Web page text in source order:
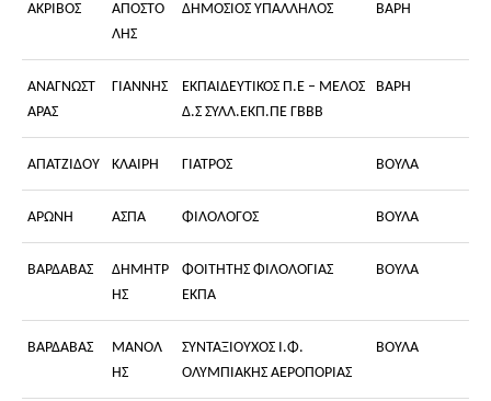
ΑΚΡΙΒΟΣ
ΑΠΟΣΤΟ
ΛΗΣ
ΔΗΜΟΣΙΟΣ ΥΠΑΛΛΗΛΟΣ ΒΑΡΗ
ΑΝΑΓΝΩΣΤ
ΑΡΑΣ
ΓΙΑΝΝΗΣ
ΕΚΠΑΙΔΕΥΤΙΚΟΣ Π.Ε – ΜΕΛΟΣ
Δ.Σ ΣΥΛΛ.ΕΚΠ.ΠΕ ΓΒΒΒ
ΒΑΡΗ
ΑΠΑΤΖΙΔΟΥ ΚΛΑΙΡΗ ΓΙΑΤΡΟΣ ΒΟΥΛΑ
ΑΡΩΝΗ ΑΣΠΑ ΦΙΛΟΛΟΓΟΣ ΒΟΥΛΑ
ΒΑΡΔΑΒΑΣ
ΔΗΜΗΤΡ
ΗΣ
ΦΟΙΤΗΤΗΣ ΦΙΛΟΛΟΓΙΑΣ
ΕΚΠΑ
ΒΟΥΛΑ
ΒΑΡΔΑΒΑΣ
ΜΑΝΟΛ
ΗΣ
ΣΥΝΤΑΞΙΟΥΧΟΣ Ι.Φ.
ΟΛΥΜΠΙΑΚΗΣ ΑΕΡΟΠΟΡΙΑΣ
ΒΟΥΛΑ